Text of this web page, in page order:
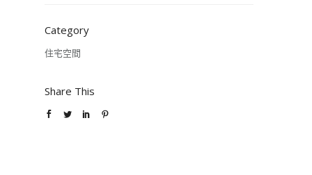
Category
住宅空間
Share This